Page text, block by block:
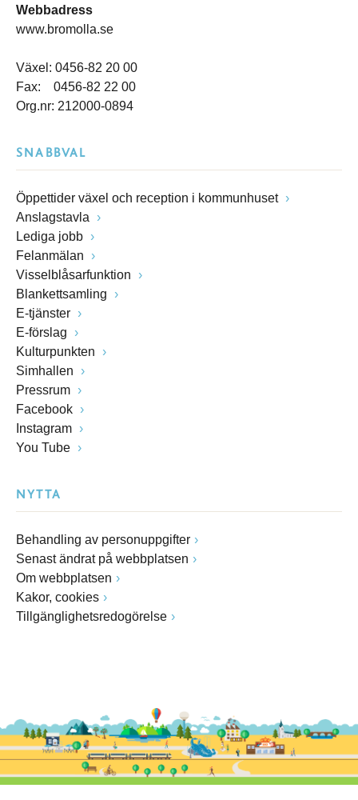
Webbadress
www.bromolla.se
Växel: 0456-82 20 00
Fax: 0456-82 22 00
Org.nr: 212000-0894
SNABBVAL
Öppettider växel och reception i kommunhuset
Anslagstavla
Lediga jobb
Felanmälan
Visselblåsarfunktion
Blankettsamling
E-tjänster
E-förslag
Kulturpunkten
Simhallen
Pressrum
Facebook
Instagram
You Tube
NYTTA
Behandling av personuppgifter
Senast ändrat på webbplatsen
Om webbplatsen
Kakor, cookies
Tillgänglighetsredogörelse